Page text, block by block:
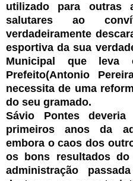
utilizado para outras
salutares ao
verdadeiramente
esportiva da sua
Municipal que
Prefeito(Antonio
necessita de uma
do seu gramado.
Sávio Pontes
primeiros anos da
embora o caos dos
os bons resultados
administração